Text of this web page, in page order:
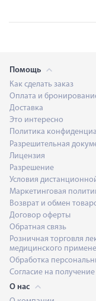
Помощь
Как сделать заказ
Оплата и
Доставка
Это интересно
Политика
Разрешительная
Лицензия
Разрешение
Условия
Маркетинговая
Возврат и обмен
Договор оферты
Обратная связь
Розничная торговля
медицинского
Обработка
Согласие на
О нас